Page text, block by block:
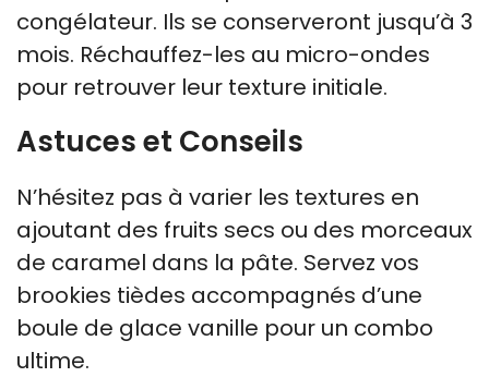
congélateur. Ils se conserveront jusqu’à 3
mois. Réchauffez-les au micro-ondes
pour retrouver leur texture initiale.
Astuces et Conseils
N’hésitez pas à varier les textures en
ajoutant des fruits secs ou des morceaux
de caramel dans la pâte. Servez vos
brookies tièdes accompagnés d’une
boule de glace vanille pour un combo
ultime.